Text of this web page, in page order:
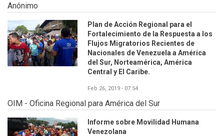
Anónimo
Plan de Acción Regional para el
Fortalecimiento de la Respuesta a los
Flujos Migratorios Recientes de
Nacionales de Venezuela a América
del Sur, Norteamérica, América
Central y El Caribe.
Feb 26, 2019 - 07:54
OIM - Oficina Regional para América del Sur
Informe sobre Movilidad Humana
Venezolana